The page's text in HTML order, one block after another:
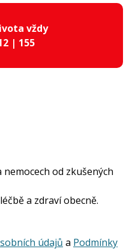
vždy
| 155
od zkušených
a zdraví obecně.
údajů a Podmínky